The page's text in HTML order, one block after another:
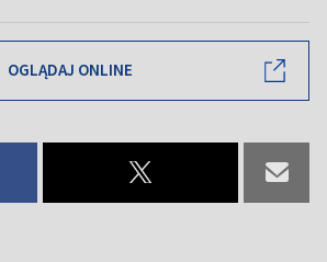
OGLĄDAJ ONLINE